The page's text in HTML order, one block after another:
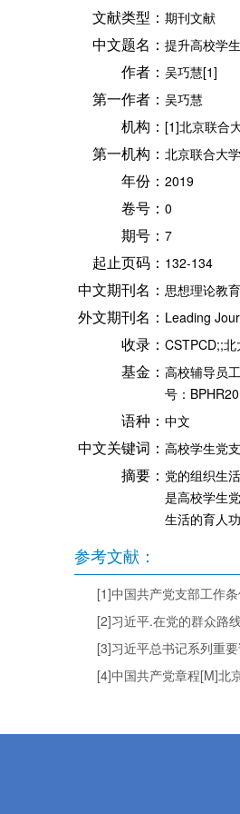
文献类型： 期刊文献
中文题名： 提升高校学
作者： 吴巧慧[1]
第一作者： 吴巧慧
机构： [1]北京联合
第一机构： 北京联合大
年份： 2019
卷号： 0
期号： 7
起止页码： 132-134
中文期刊名： 思想理论教
外文期刊名： Leading
收录： CSTPCD;;
基金： 高校辅导员
号：
语种： 中文
中文关键词： 高校学生党
摘要： 党的组织生
是高校学生
生活的育人
参考文献：
[1]中国共产党支部工作
[2]习近平.在党的群众路
[3]习近平总书记系列重
[4]中国共产党章程[M]北